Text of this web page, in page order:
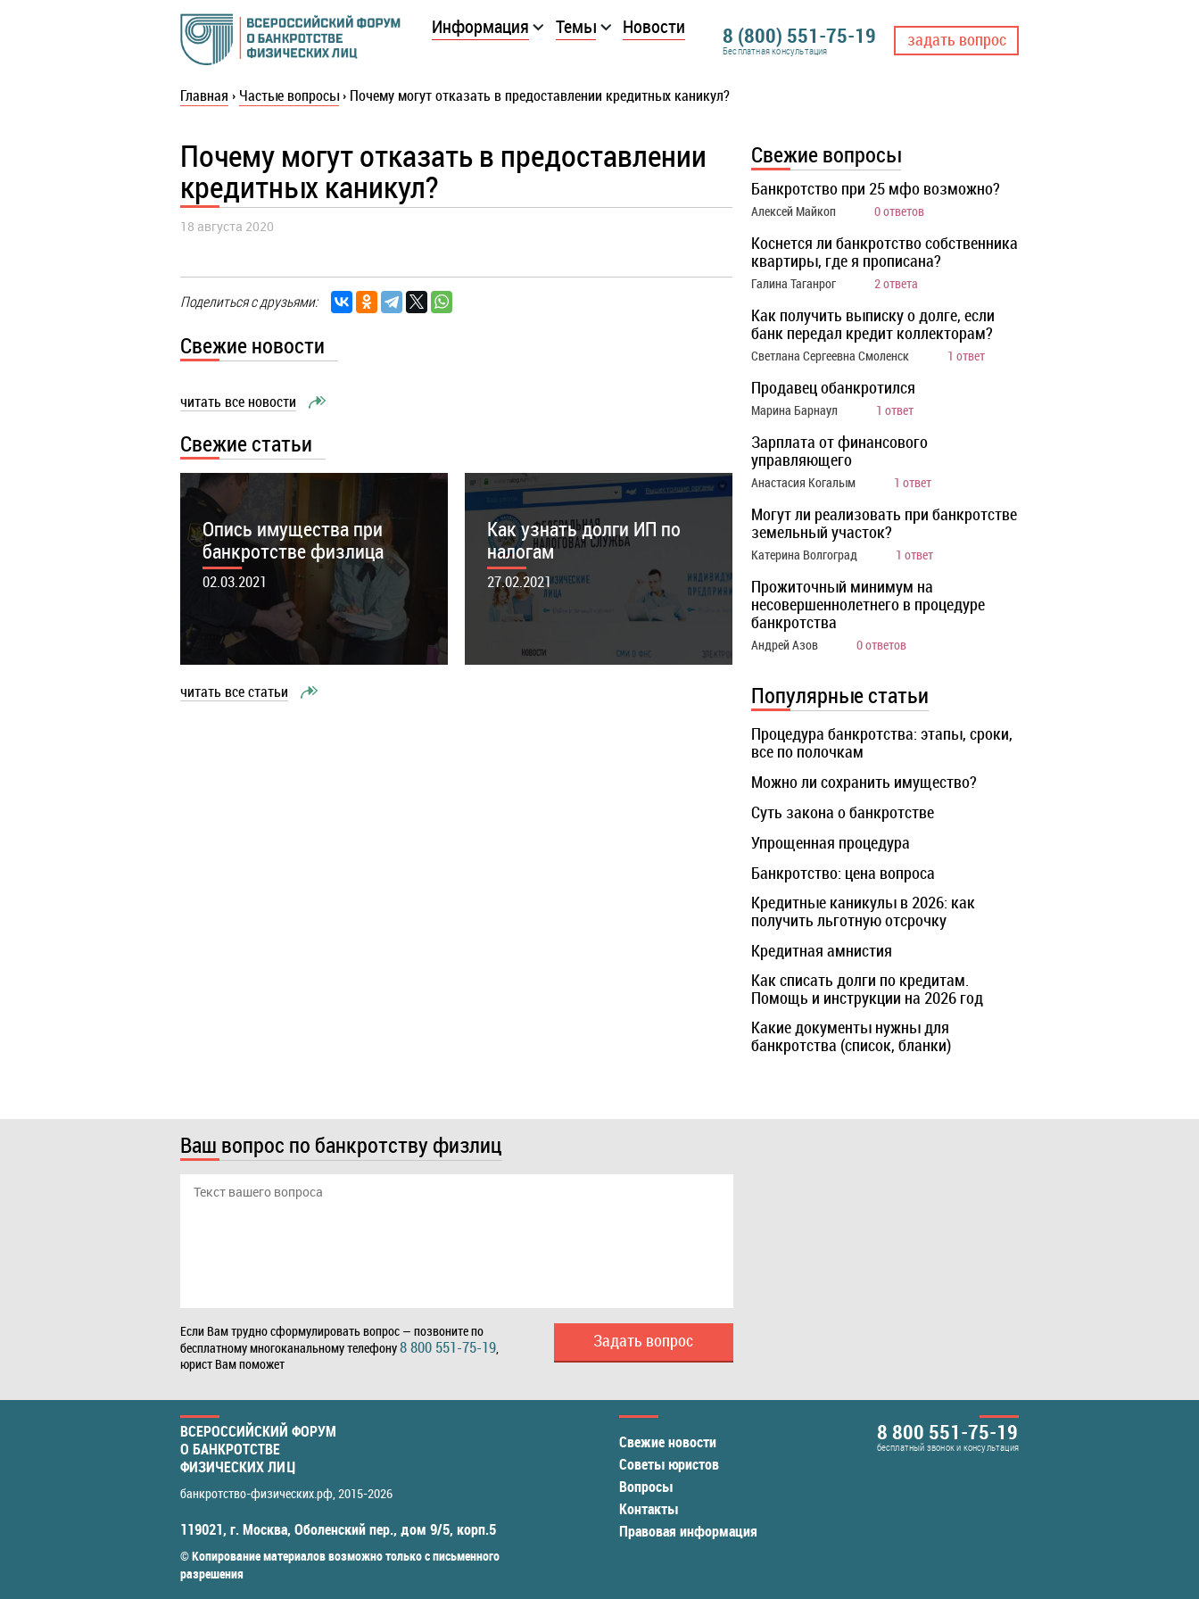
Информация Темы Новости 8 (800) 551-75-19
Бесплатная консультация
задать вопрос
Главная › Частые вопросы › Почему могут отказать в предоставлении кредитных каникул?
Почему могут отказать в предоставлении
кредитных каникул?
18 августа 2020
Поделиться с друзьями:
Свежие новости
возможно?
08.05.2022
я прописана?
08.05.2022
читать все новости
Свежие статьи
Опись имущества при
банкротстве физлица
02.03.2021
Как узнать долги ИП по
налогам
27.02.2021
читать все статьи
Свежие вопросы
Банкротство при 25 мфо возможно?
Алексей Майкоп 0 ответов
Коснется ли банкротство собственника
квартиры, где я прописана?
Галина Таганрог 2 ответа
Как получить выписку о долге, если
банк передал кредит коллекторам?
Светлана Сергеевна Смоленск 1 ответ
Продавец обанкротился
Марина Барнаул 1 ответ
Зарплата от финансового
управляющего
Анастасия Когалым 1 ответ
Могут ли реализовать при банкротстве
земельный участок?
Катерина Волгоград 1 ответ
Прожиточный минимум на
несовершеннолетнего в процедуре
банкротства
Андрей Азов 0 ответов
Популярные статьи
Процедура банкротства: этапы, сроки,
все по полочкам
Можно ли сохранить имущество?
Суть закона о банкротстве
Упрощенная процедура
Банкротство: цена вопроса
Кредитные каникулы в 2026: как
получить льготную отсрочку
Кредитная амнистия
Как списать долги по кредитам.
Помощь и инструкции на 2026 год
Какие документы нужны для
банкротства (список, бланки)
Ваш вопрос по банкротству физлиц
Если Вам трудно сформулировать вопрос — позвоните по
бесплатному многоканальному телефону8 800 551-75-19,
юрист Вам поможет
Задать вопрос
ВСЕРОССИЙСКИЙ ФОРУМ
О БАНКРОТСТВЕ
ФИЗИЧЕСКИХ ЛИЦ
банкротство-физических.рф, 2015-2026
119021, г. Москва, Оболенский пер., дом 9/5, корп.5
© Копирование материалов возможно только с письменного
разрешения
Свежие новости
Советы юристов
Вопросы
Контакты
Правовая информация
8 800 551-75-19
бесплатный звонок и консультация